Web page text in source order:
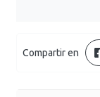
Compartir en